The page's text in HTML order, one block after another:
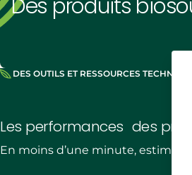
Des produits
DES OUTILS ET RESSOURCES
Les performances des
En moins d’une minute,